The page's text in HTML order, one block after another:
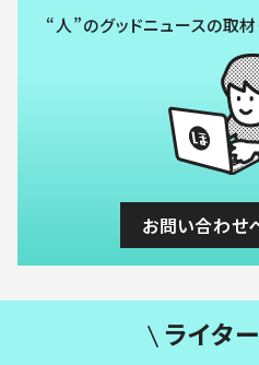
“人”のグッドニュースの取
お問い合わせ
ライタ